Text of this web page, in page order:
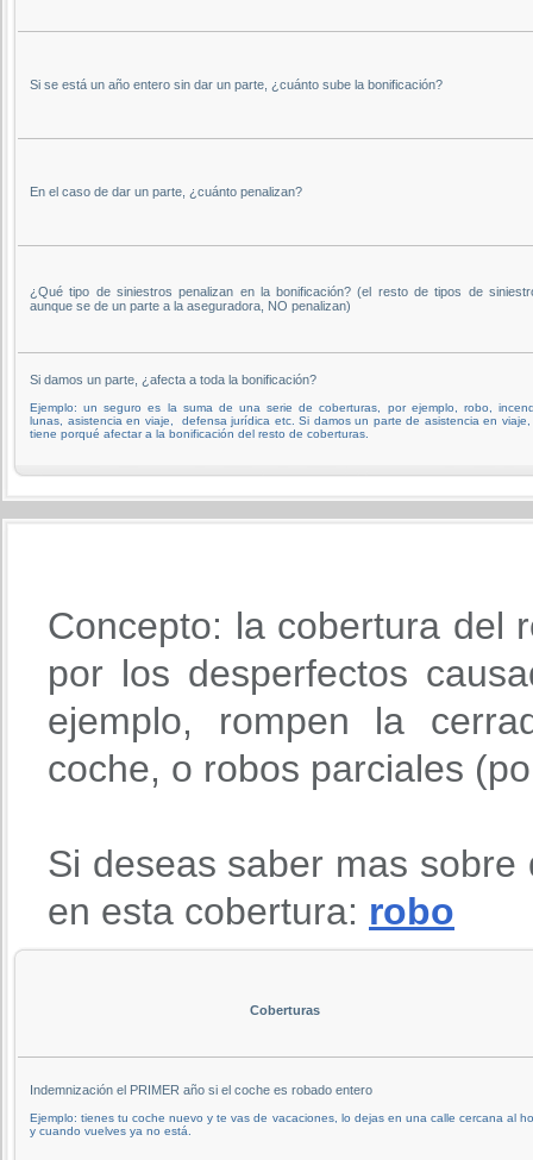
Si se está un año entero sin dar un parte, ¿cuánto sube la bonificación?
En el caso de dar un parte, ¿cuánto penalizan?
¿Qué tipo de siniestros penalizan en la bonificación? (el resto de tipos de
aunque se de un parte a la aseguradora, NO penalizan)
Si damos un parte, ¿afecta a toda la bonificación?
Ejemplo: un seguro es la suma de una serie de coberturas, por ejemplo, robo,
lunas, asistencia en viaje, defensa jurídica etc. Si damos un parte de asistencia en viaje,
tiene porqué afectar a la bonificación del resto de coberturas.
Concepto: la cobertura del
por los desperfectos
ejemplo, rompen la
coche, o robos parciales
Si deseas saber mas
en esta cobertura: robo
Coberturas
Indemnización el PRIMER año si el coche es robado entero
Ejemplo: tienes tu coche nuevo y te vas de vacaciones, lo dejas en una calle cercana al
y cuando vuelves ya no está.